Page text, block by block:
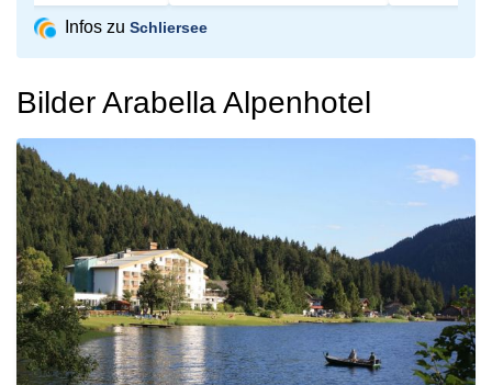
Infos zu Schliersee
Bilder Arabella Alpenhotel